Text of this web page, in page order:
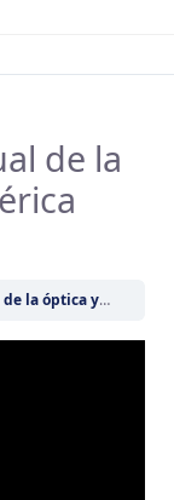
de la
Hablando con los expertos: Panorama actual de la óptica y la contactología en América Latina.